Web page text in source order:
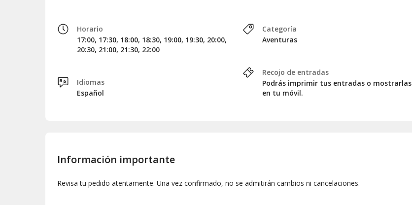
Horario
17:00, 17:30, 18:00, 18:30, 19:00, 19:30, 20:00,
20:30, 21:00, 21:30, 22:00
Idiomas
Español
Categoría
Aventuras
Recojo de entradas
Podrás imprimir tus entradas o mostrarlas
en tu móvil.
Información importante
Revisa tu pedido atentamente. Una vez confirmado, no se admitirán cambios ni cancelaciones.